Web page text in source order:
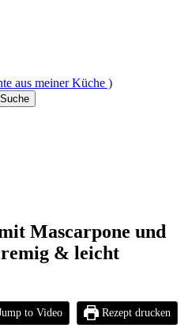
Mascarpone und
& leicht
to Video Rezept drucken